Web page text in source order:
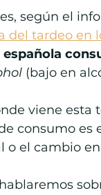
según el
del tardeo en
(bajo en
viene
consumo es
o el cambio